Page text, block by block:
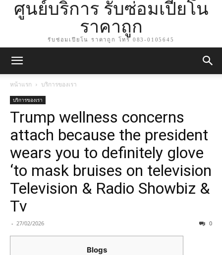
ศูนย์บริการ รับซ่อมเปียโน
ราคาถูก
รับซ่อมเปียโน ราคาถูก โทร 083-0105645
หน้าแรก บริการของเรา
บริการของเรา
Trump wellness concerns
attach because the president
wears you to definitely glove
‘to mask bruises on television
Television & Radio Showbiz &
Tv
- 27/02/2026 0
Blogs